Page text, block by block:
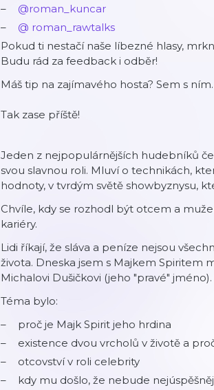
@roman_kuncar
@ roman_rawtalks
Pokud ti nestačí naše líbezné hlasy,
Budu rád za feedback i odběr!
Máš tip na zajímavého hosta? Sem s ním.
Tak zase příště!
Jeden z nejpopulárnějších hudebníků
svou slavnou roli. Mluví o technikách,
hodnoty, v tvrdým světě showbyznysu,
Chvíle, kdy se rozhodl být otcem a
kariéry.
Lidi říkají, že sláva a peníze nejsou
života. Dneska jsem s Majkem Spiritem
Michalovi Dušičkovi (jeho "pravé" jméno).
Téma bylo:
proč je Majk Spirit jeho hrdina
existence dvou vrcholů v životě a
otcovství v roli celebrity
kdy mu došlo, že nebude